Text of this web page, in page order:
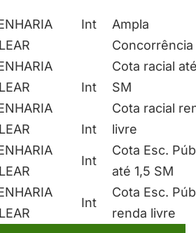
Int
Ampla
Concorrência
Int
Cota racial
SM
Int
Cota racial
livre
Int
Cota Esc.
até 1,5 SM
Int
Cota Esc.
renda livre